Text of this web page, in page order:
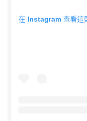
在 Instagram 查看這